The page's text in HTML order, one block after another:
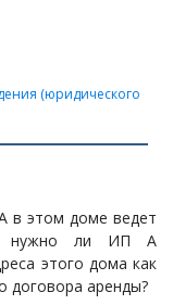
(юридического
этом доме ведет
нужно ли ИП А
этого дома как
договора аренды?